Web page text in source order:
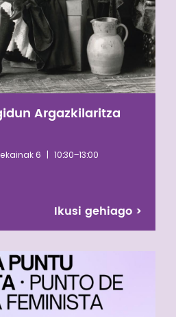
Argazkilaritza
6 | 10:30–13:00
Ikusi gehiago >